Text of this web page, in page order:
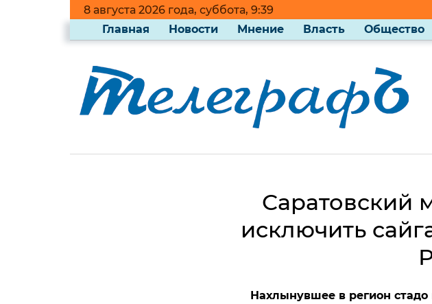
8 августа 2026 года, суббота, 9:39
Главная
Новости Мнение Власть Общество
Саратовский
исключить
Нахлынувшее в регион